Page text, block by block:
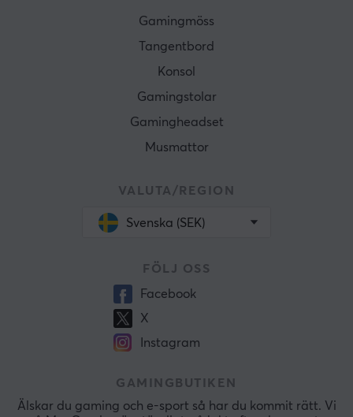
Gamingmöss
Tangentbord
Konsol
Gamingstolar
Gamingheadset
Musmattor
VALUTA/REGION
Svenska (SEK)
FÖLJ OSS
Facebook
X
Instagram
GAMINGBUTIKEN
Älskar du gaming och e-sport så har du kommit rätt. Vi